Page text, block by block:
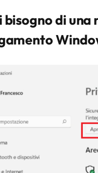
bisogno di